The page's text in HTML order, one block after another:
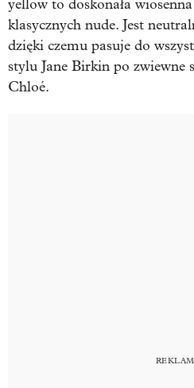
yellow to doskonała
klasycznych nude. Jest
dzięki czemu pasuje do
stylu Jane Birkin po zwiewne
Chloé.